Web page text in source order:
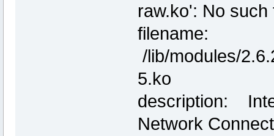
raw.ko': No
filename:
/lib/modules/
5.ko
description:
Network